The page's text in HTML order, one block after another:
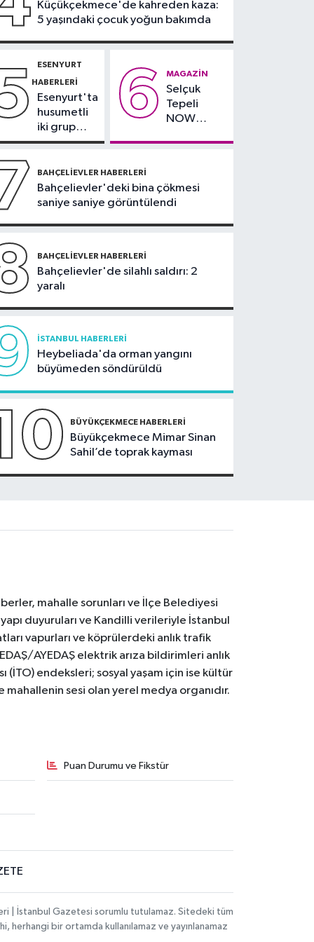
yağlı" demeyin,
önlemini alın
Küçükçekmece'de kahreden kaza:
5 yaşındaki çocuk yoğun bakımda
ESENYURT
HABERLERI
Esenyurt'ta
husumetli
iki grup
arasında
kavga
6 MAGAZIN
Selçuk
Tepeli
NOW
BAHÇELIEVLER HABERLERI
Bahçelievler'deki bina çökmesi
saniye saniye görüntülendi
BAHÇELIEVLER HABERLERI
Bahçelievler'de silahlı saldırı: 2
yaralı
İSTANBUL HABERLERI
Heybeliada'da orman yangını
büyümeden söndürüldü
BÜYÜKÇEKMECE HABERLERI
Büyükçekmece Mimar Sinan
Sahil’de toprak kayması
mahalle sorunları ve İlçe Belediyesi
duyuruları ve Kandilli verileriyle İstanbul
vapurları ve köprülerdeki anlık trafik
AYEDAŞ elektrik arıza bildirimleri anlık
(İTO) endeksleri; sosyal yaşam için ise kültür
sesi olan yerel medya organıdır.
Puan Durumu ve Fikstür
| İstanbul Gazetesi sorumlu tutulamaz. Sitedeki tüm
herhangi bir ortamda kullanılamaz ve yayınlanamaz